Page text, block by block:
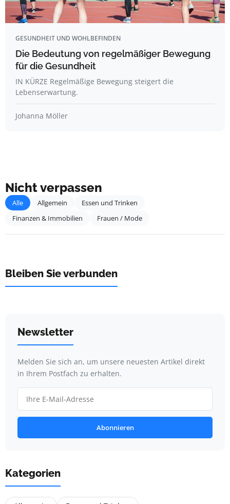
GESUNDHEIT UND WOHLBEFINDEN
Die Bedeutung von regelmäßiger Bewegung
für die Gesundheit
IN KÜRZE Regelmäßige Bewegung steigert die
Lebenserwartung.
Johanna Möller
Nicht verpassen
Alle Allgemein
Essen und Trinken
Finanzen & Immobilien
Frauen / Mode
Bleiben Sie verbunden
Newsletter
Melden Sie sich an, um unsere neuesten Artikel direkt
in Ihrem Postfach zu erhalten.
Abonnieren
Kategorien